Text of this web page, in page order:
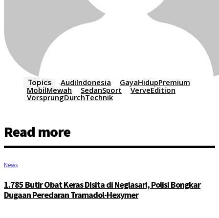
Topics AudiIndonesia
GayaHidupPremium
MobilMewah
SedanSport VerveEdition
VorsprungDurchTechnik
Read more
News
1.785 Butir Obat Keras Disita di Neglasari, Polisi Bongkar
Dugaan Peredaran Tramadol-Hexymer